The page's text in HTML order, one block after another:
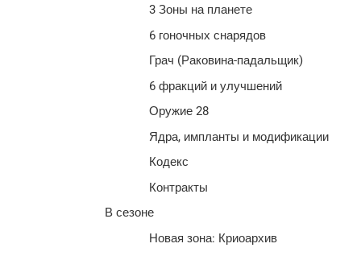
3 Зоны на планете
6 гоночных снарядов
Грач (Раковина-падальщик)
6 фракций и улучшений
Оружие 28
Ядра, импланты и модификации
Кодекс
Контракты
В сезоне
Новая зона: Криоархив